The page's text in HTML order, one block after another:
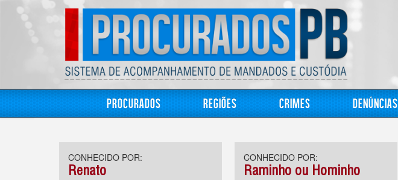
Procurados Regiões Crimes Denúncias
CONHECIDO POR:
Renato
CONHECIDO POR:
Raminho ou Hominho